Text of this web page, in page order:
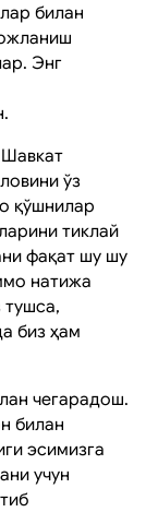
билан
Энг
ўз
қўшнилар
тиклай
фақат шу шу
натижа
тушса,
биз ҳам
чегарадош.
билан
эсимизга
учун